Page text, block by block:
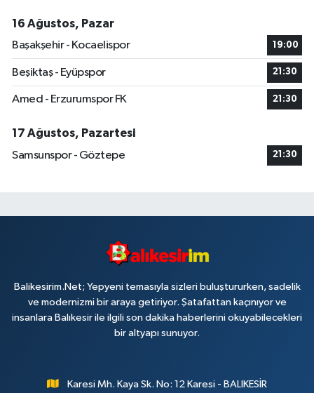
16 Ağustos, Pazar
Başakşehir - Kocaelispor
19:00
Beşiktaş - Eyüpspor 21:30
Amed - Erzurumspor FK 21:30
17 Ağustos, Pazartesi
Samsunspor - Göztepe
21:30
Balikesirim.Net; Yepyeni temasıyla sizleri buluştururken, sadelik
ve modernizmi bir araya getiriyor. Şatafattan kaçınıyor ve
insanlara Balıkesir ile ilgili son dakika haberlerini okuyabilecekleri
bir altyapı sunuyor.
Karesi Mh. Kaya Sk. No: 12 Karesi - BALIKESİR